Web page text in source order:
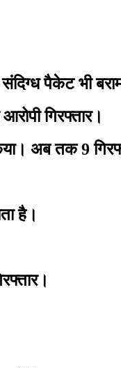
संदिग्ध पैकेट भी
गिरफ्तार।
अब तक 9
है।